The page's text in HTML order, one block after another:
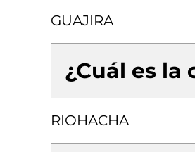
GUAJIRA
¿Cuál es la
RIOHACHA